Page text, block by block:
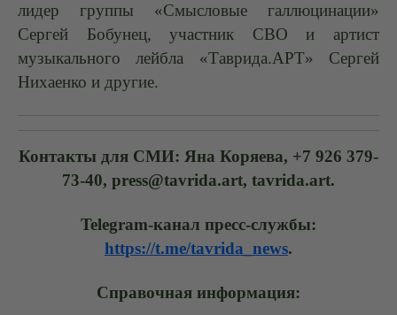
лидер группы «Смысловые галлюцинации»
Сергей Бобунец, участник СВО и артист
музыкального лейбла «Таврида.АРТ» Сергей
Нихаенко и другие.
Контакты для СМИ: Яна Коряева, +7 926 379-
73-40, press@tavrida.art, tavrida.art.
Telegram-канал пресс-службы:
https://t.me/tavrida_news.
Справочная информация: